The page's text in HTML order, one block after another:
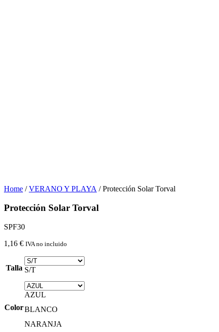
Home /VERANO Y PLAYA / Protección Solar Torval
Protección Solar Torval
SPF30
1,16 € IVA no incluido
Talla S/T
Color
AZUL
BLANCO
NARANJA